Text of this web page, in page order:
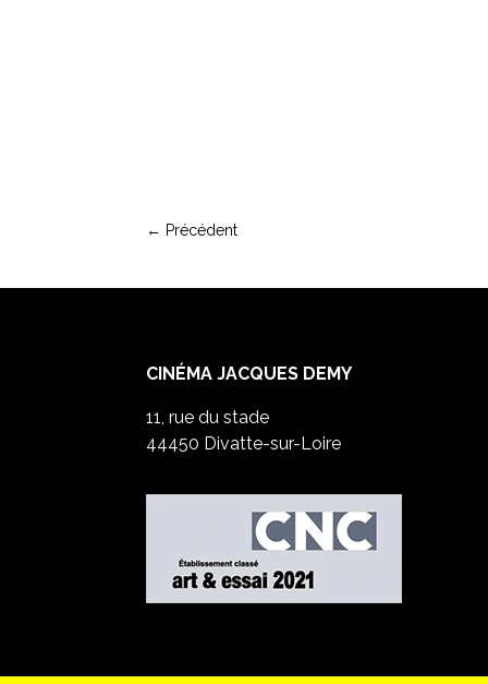
← Précédent
CINÉMA JACQUES DEMY
11, rue du stade
44450 Divatte-sur-Loire